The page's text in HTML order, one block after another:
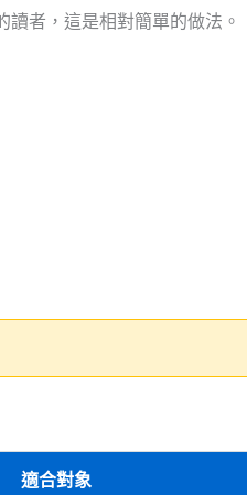
者，這是相對簡單的做法。
適合對象